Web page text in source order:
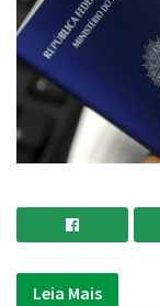
Leia Mais